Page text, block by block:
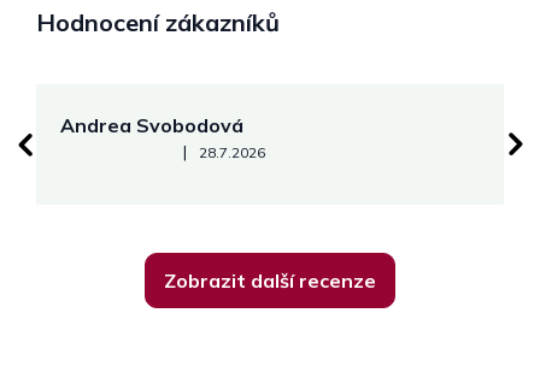
Hodnocení zákazníků
Andrea Svobodová
Hodnocení obchodu je 5 z 5 hvězdiček.
| 28.7.2026
Zobrazit další recenze